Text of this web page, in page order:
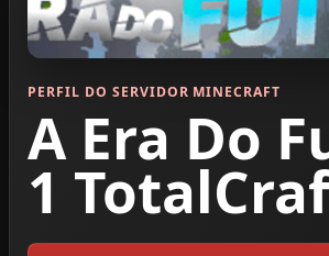
Outros jogos
PERFIL DO SERVIDOR MINECRAFT
A Era Do
1